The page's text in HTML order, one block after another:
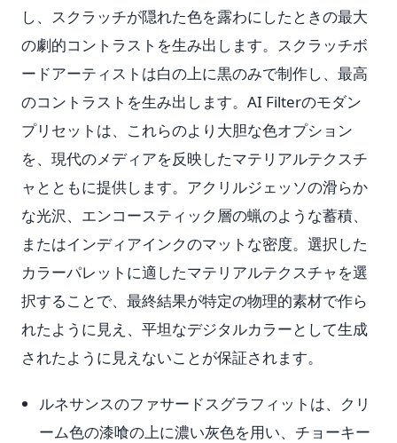
し、スクラッチが隠れた色を露わにしたときの最大
の劇的コントラストを生み出します。スクラッチボ
ードアーティストは白の上に黒のみで制作し、最高
のコントラストを生み出します。AI Filterのモダン
プリセットは、これらのより大胆な色オプション
を、現代のメディアを反映したマテリアルテクスチ
ャとともに提供します。アクリルジェッソの滑らか
な光沢、エンコースティック層の蝋のような蓄積、
またはインディアインクのマットな密度。選択した
カラーパレットに適したマテリアルテクスチャを選
択することで、最終結果が特定の物理的素材で作ら
れたように見え、平坦なデジタルカラーとして生成
されたように見えないことが保証されます。
ルネサンスのファサードスグラフィットは、クリ
ーム色の漆喰の上に濃い灰色を用い、チョーキー